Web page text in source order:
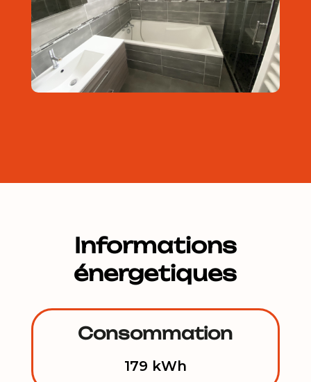
Informations
énergetiques
Consommation
179 kWh